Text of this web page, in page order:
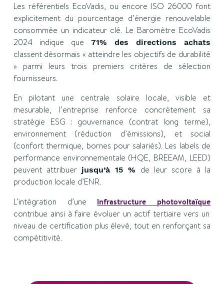
Les référentiels EcoVadis, ou encore ISO 26000 font
explicitement du pourcentage d’énergie renouvelable
consommée un indicateur clé. Le Baromètre EcoVadis
2024 indique que 71% des directions achats
classent désormais « atteindre les objectifs de durabilité
» parmi leurs trois premiers critères de sélection
fournisseurs.
En pilotant une centrale solaire locale, visible et
mesurable, l’entreprise renforce concrètement sa
stratégie ESG : gouvernance (contrat long terme),
environnement (réduction d’émissions), et social
(confort thermique, bornes pour salariés). Les labels de
performance environnementale (HQE, BREEAM, LEED)
peuvent attribuer jusqu’à 15 %
de leur score à la
production locale d’ENR.
L’intégration d’uneinfrastructure photovoltaïque
contribue ainsi à faire évoluer un actif tertiaire vers un
niveau de certification plus élevé, tout en renforçant sa
compétitivité.